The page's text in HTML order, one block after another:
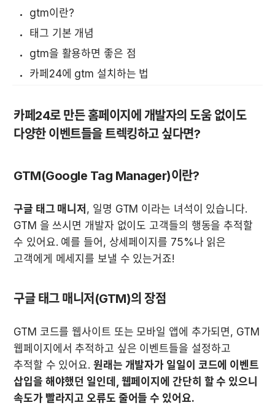
gtm이란?
태그 기본 개념
gtm을 활용하면 좋은 점
카페24에 gtm 설치하는 법
카페24로 만든 홈페이지에 개발자의 도움 없이도
다양한 이벤트들을 트렉킹하고 싶다면?
GTM(Google Tag Manager)이란?
구글 태그 매니저 , 일명 GTM 이라는 녀석이 있습니다.
GTM 을 쓰시면 개발자 없이도 고객들의 행동을 추적할
수 있어요. 예를 들어, 상세페이지를 75%나 읽은
고객에게 메세지를 보낼 수 있는거죠!
구글 태그 매니저(GTM)의 장점
GTM 코드를 웹사이트 또는 모바일 앱에 추가되면, GTM
웹페이지에서 추적하고 싶은 이벤트들을 설정하고
추적할 수 있어요. 원래는 개발자가 일일이 코드에 이벤트
삽입을 해야했던 일인데, 웹페이지에 간단히 할 수 있으니
속도가 빨라지고 오류도 줄어들 수 있어요.